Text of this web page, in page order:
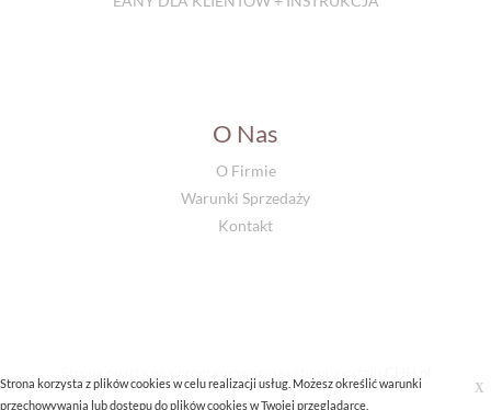
O Nas
O Firmie
Warunki Sprzedaży
Kontakt
Strona korzysta z plików cookies w celu realizacji usług. Możesz określić warunki
przechowywania lub dostępu do plików cookies w Twojej przeglądarce.
X